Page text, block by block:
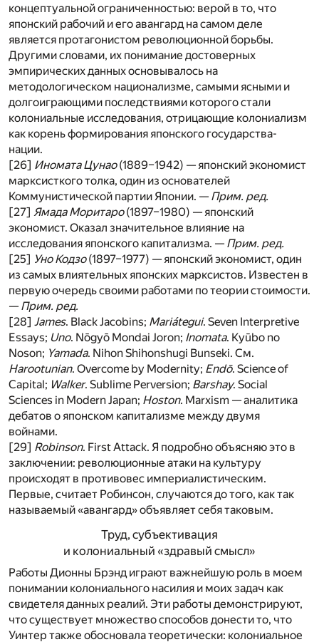
концептуальной ограниченностью: верой в то, что
японский рабочий и его авангард на самом деле
является протагонистом революционной борьбы.
Другими словами, их понимание достоверных
эмпирических данных основывалось на
методологическом национализме, самыми ясными и
долгоиграющими последствиями которого стали
колониальные исследования, отрицающие колониализм
как корень формирования японского государства-
нации.
[26] Иномата Цунао(1889–1942) — японский экономист
марксисткого толка, один из основателей
Коммунистической партии Японии. — Прим. ред.
[27] Ямада Моритаро(1897–1980) — японский
экономист. Оказал значительное влияние на
исследования японского капитализма. — Прим. ред.
[25] Уно Кодзо(1897–1977) — японский экономист, один
из самых влиятельных японских марксистов. Известен в
первую очередь своими работами по теории стоимости.
— Прим. ред.
[28] James. Black Jacobins; Mariátegui. Seven Interpretive
Essays; Uno. Nōgyō Mondai Joron; Inomata. Kyūbo no
Noson; Yamada. Nihon Shihonshugi Bunseki. См.
Harootunian. Overcome by Modernity; Endō. Science of
Capital; Walker. Sublime Perversion; Barshay. Social
Sciences in Modern Japan; Hoston. Marxism — аналитика
дебатов о японском капитализме между двумя
войнами.
[29] Robinson. First Attack. Я подробно объясняю это в
заключении: революционные атаки на культуру
происходят в противовес империалистическим.
Первые, считает Робинсон, случаются до того, как так
называемый «авангард» объявляет себя таковым.
Труд, субъективация
и колониальный «здравый смысл»
Работы Дионны Брэнд играют важнейшую роль в моем
понимании колониального насилия и моих задач как
свидетеля данных реалий. Эти работы демонстрируют,
что существует множество способов донести то, что
Уинтер также обосновала теоретически: колониальное